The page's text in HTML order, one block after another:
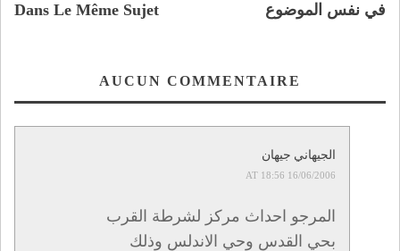
Dans Le Même Sujet في نفس الموضوع
AUCUN COMMENTAIRE
الجيهاني جيهان
16/06/2006 AT 18:56
المرجو احداث مركز لشرطة القرب
بحي القدس وحي الاندلس وذلك